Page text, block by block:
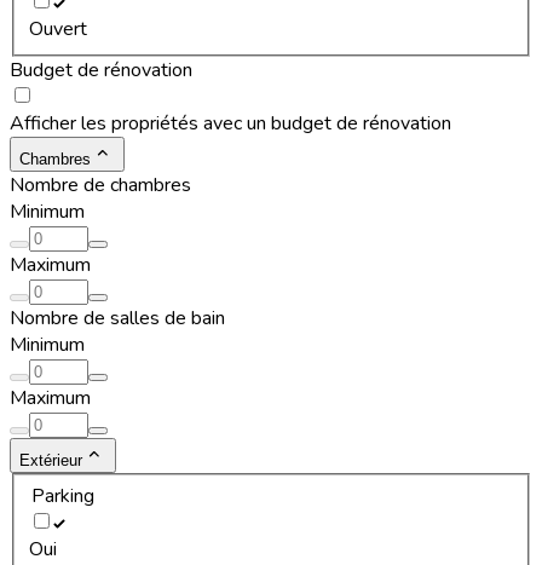
Ouvert
Budget de rénovation
Afficher les propriétés avec un budget de rénovation
Chambres
Nombre de chambres
Minimum
Maximum
Nombre de salles de bain
Minimum
Maximum
Extérieur
Parking
Oui